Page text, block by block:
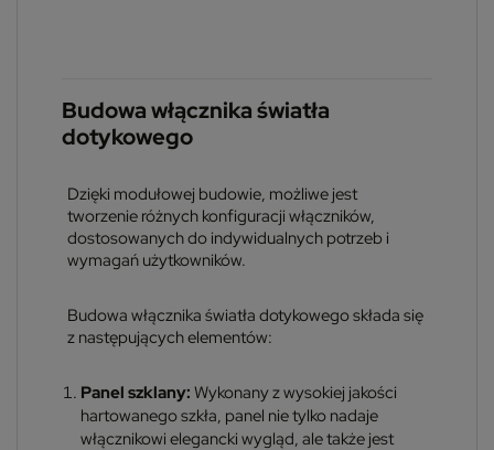
Budowa włącznika światła
dotykowego
Dzięki modułowej budowie, możliwe jest
tworzenie różnych konfiguracji włączników,
dostosowanych do indywidualnych potrzeb i
wymagań użytkowników.
Budowa włącznika światła dotykowego składa się
z następujących elementów:
Panel szklany: Wykonany z wysokiej jakości
hartowanego szkła, panel nie tylko nadaje
włącznikowi elegancki wygląd, ale także jest